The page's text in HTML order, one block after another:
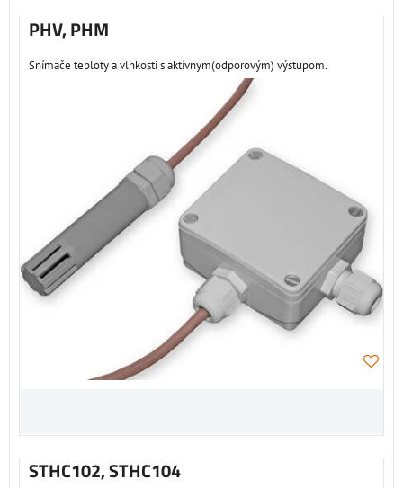
PHV, PHM
Snímače teploty a vlhkosti s aktívnym(odporovým) výstupom.
STHC102, STHC104